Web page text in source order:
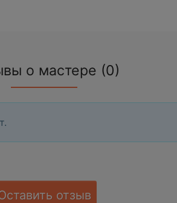
о мастере (0)
отзыв